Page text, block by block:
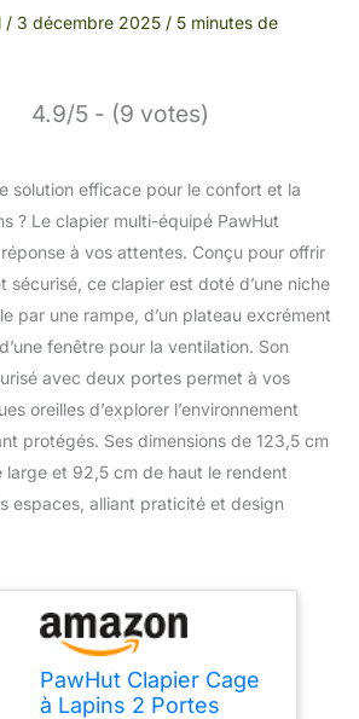
/ 3 décembre 2025 / 5 minutes de
4.9/5 - (9 votes)
solution efficace pour le confort et la
? Le clapier multi-équipé PawHut
à vos attentes. Conçu pour offrir
sécurisé, ce clapier est doté d’une niche
par une rampe, d’un plateau excrément
fenêtre pour la ventilation. Son
avec deux portes permet à vos
oreilles d’explorer l’environnement
protégés. Ses dimensions de 123,5 cm
et 92,5 cm de haut le rendent
espaces, alliant praticité et design
PawHut Clapier Cage
à Lapins 2 Portes